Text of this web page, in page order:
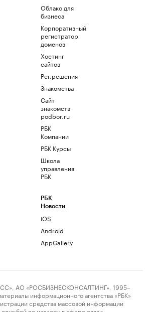
Облако для
бизнеса
Корпоративный
регистратор
доменов
Хостинг
сайтов
Рег.решения
Знакомства
Сайт
знакомств
podbor.ru
РБК
Компании
РБК Курсы
Школа
управления
РБК
РБК
Новости
iOS
Android
AppGallery
АО «РОСБИЗНЕСКОНСАЛТИНГ», 1995–
информационного агентства «РБК»
средства массовой информации